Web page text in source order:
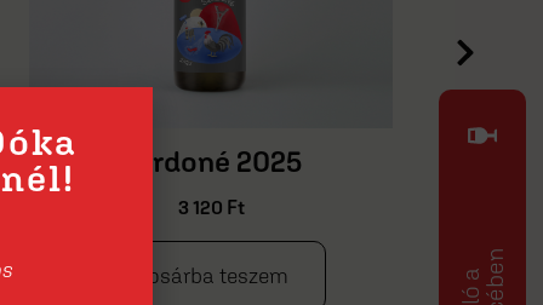
Itt a piros, hol a piros -
kékfrankos 2025
3 120Ft